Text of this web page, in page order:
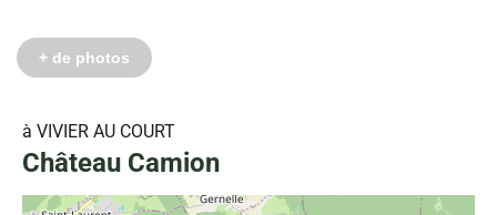
à VIVIER AU COURT
Château Camion
+ de photos